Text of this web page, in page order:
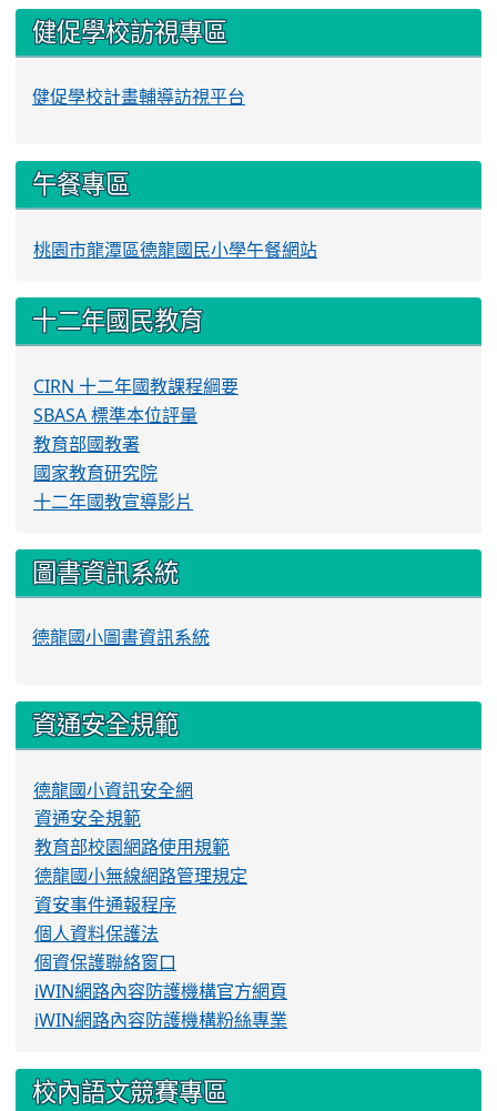
健促學校訪視專區
健促學校計畫輔導訪視平台
午餐專區
桃園市龍潭區德龍國民小學午餐網站
十二年國民教育
CIRN 十二年國教課程綱要
SBASA 標準本位評量
教育部國教署
國家教育研究院
十二年國教宣導影片
圖書資訊系統
德龍國小圖書資訊系統
資通安全規範
德龍國小資訊安全網
資通安全規範
教育部校園網路使用規範
德龍國小無線網路管理規定
資安事件通報程序
個人資料保護法
個資保護聯絡窗口
iWIN網路內容防護機構官方網頁
iWIN網路內容防護機構粉絲專業
校內語文競賽專區